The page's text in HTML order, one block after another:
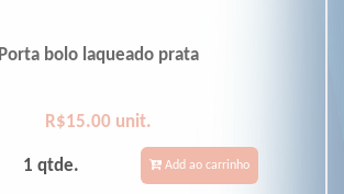
Porta bolo laqueado prata
R$15.00 unit.
1 qtde. Add ao carrinho